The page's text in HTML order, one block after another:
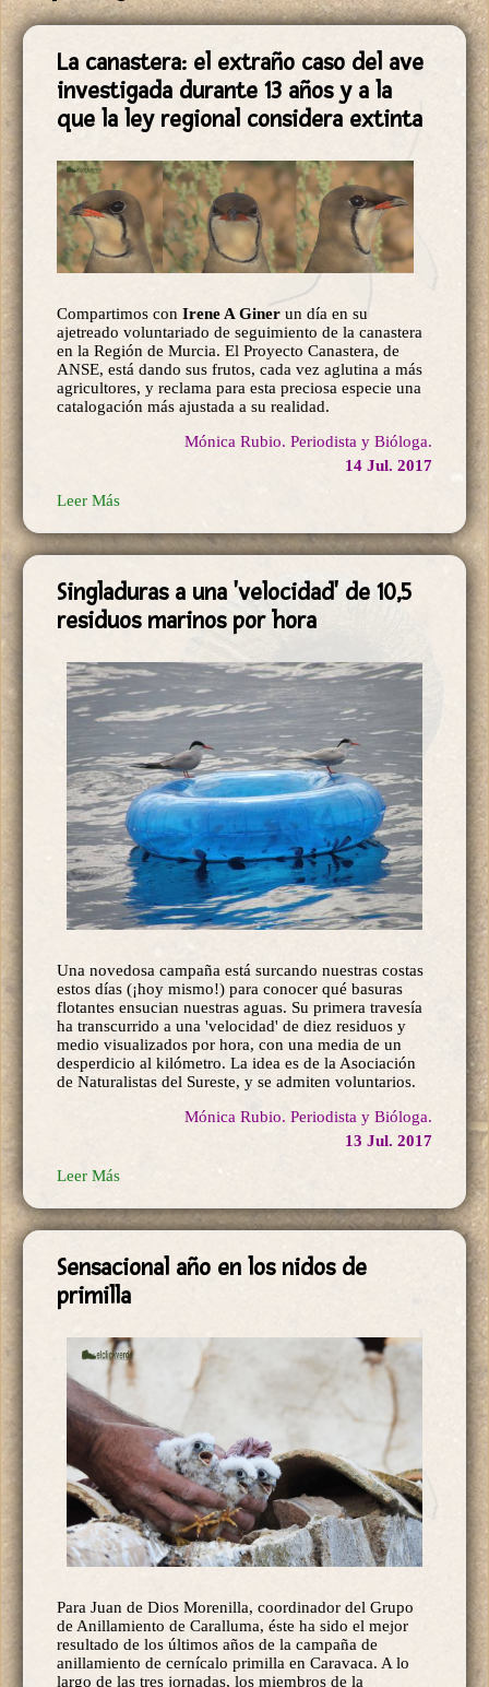
La canastera: el extraño caso del ave
investigada durante 13 años y a la
que la ley regional considera extinta
Compartimos con Irene A Giner un día en su
ajetreado voluntariado de seguimiento de la canastera
en la Región de Murcia. El Proyecto Canastera, de
ANSE, está dando sus frutos, cada vez aglutina a más
agricultores, y reclama para esta preciosa especie una
catalogación más ajustada a su realidad.
Mónica Rubio. Periodista y Bióloga.
14 Jul. 2017
Leer Más
Singladuras a una 'velocidad' de 10,5
residuos marinos por hora
Una novedosa campaña está surcando nuestras costas
estos días (¡hoy mismo!) para conocer qué basuras
flotantes ensucian nuestras aguas. Su primera travesía
ha transcurrido a una 'velocidad' de diez residuos y
medio visualizados por hora, con una media de un
desperdicio al kilómetro. La idea es de la Asociación
de Naturalistas del Sureste, y se admiten voluntarios.
Mónica Rubio. Periodista y Bióloga.
13 Jul. 2017
Leer Más
Sensacional año en los nidos de
primilla
Para Juan de Dios Morenilla, coordinador del Grupo
de Anillamiento de Caralluma, éste ha sido el mejor
resultado de los últimos años de la campaña de
anillamiento de cernícalo primilla en Caravaca. A lo
largo de las tres jornadas, los miembros de la
Páginas